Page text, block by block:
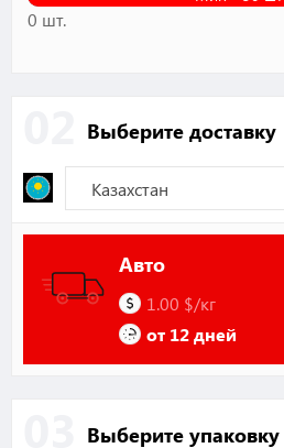
0 шт.
Выберите доставку
Авто
1.00 $/кг
от 12 дней
Выберите упаковку